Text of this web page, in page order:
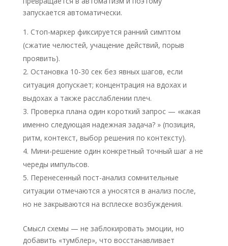
запускается автоматически.
Стоп-маркер фиксируется ранний симптом
(сжатие челюстей, учащение действий, порыв
проявить).
Остановка 10-30 сек без явных шагов, если
ситуация допускает; концентрация на вдохах и
выдохах а также расслаблении плеч.
Проверка плана один короткий запрос — «какая
именно следующая надежная задача? » (позиция,
ритм, контекст, выбор решения по контексту).
Мини-решение один конкретный точный шаг а не
череды импульсов.
Перенесенный пост-анализ сомнительные
ситуации отмечаются а уносятся в анализ после,
но не закрываются на всплеске возбуждения.
Смысл схемы — не заблокировать эмоции, но
добавить «тумблер», что восстанавливает